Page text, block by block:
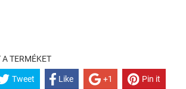
A TERMÉKET
Tweet Like +1 Pin it